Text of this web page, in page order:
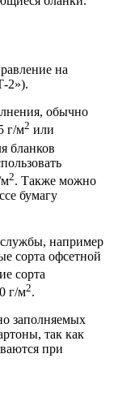
на
2»).
обычно
г/м2 или
бланков
м2. Также можно
бумагу
например
сорта офсетной
сорта
г/м2.
заполняемых
так как
при